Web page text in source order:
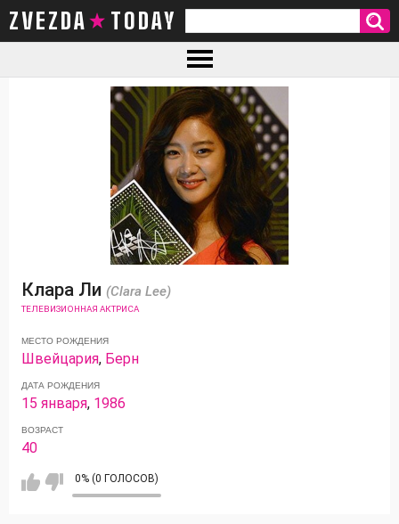
ZVEZDA TODAY
Клара Ли (Clara Lee)
ТЕЛЕВИЗИОННАЯ АКТРИСА
МЕСТО РОЖДЕНИЯ
Швейцария, Берн
ДАТА РОЖДЕНИЯ
15 января, 1986
ВОЗРАСТ
40
0% (0 ГОЛОСОВ)